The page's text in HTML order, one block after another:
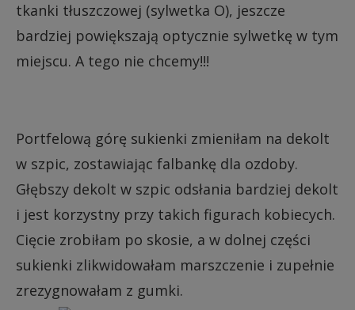
tkanki tłuszczowej (sylwetka O), jeszcze
bardziej powiększają optycznie sylwetkę w tym
miejscu. A tego nie chcemy!!!
Portfelową górę sukienki zmieniłam na dekolt
w szpic, zostawiając falbankę dla ozdoby.
Głębszy dekolt w szpic odsłania bardziej dekolt
i jest korzystny przy takich figurach kobiecych.
Cięcie zrobiłam po skosie, a w dolnej części
sukienki zlikwidowałam marszczenie i zupełnie
zrezygnowałam z gumki.